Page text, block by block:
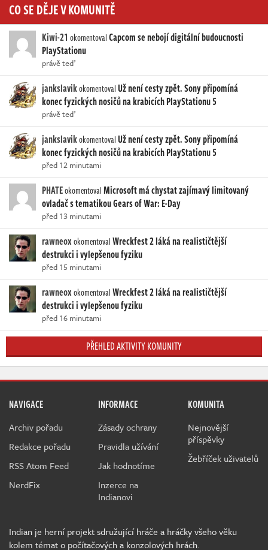
CO SE DĚJE V KOMUNITĚ
Kiwi-21 okomentovalCapcom se nebojí digitální budoucnosti
PlayStationu
právě teď
jankslavikokomentovalUž není cesty zpět. Sony připomíná
konec fyzických nosičů na krabicích PlayStationu 5
právě teď
jankslavikokomentovalUž není cesty zpět. Sony připomíná
konec fyzických nosičů na krabicích PlayStationu 5
před 12 minutami
PHATEokomentovalMicrosoft má chystat zajímavý limitovaný
ovladač s tematikou Gears of War: E-Day
před 13 minutami
rawneoxokomentovalWreckfest 2 láká na realističtější
destrukci i vylepšenou fyziku
před 15 minutami
rawneoxokomentovalWreckfest 2 láká na realističtější
destrukci i vylepšenou fyziku
před 16 minutami
PŘEHLED AKTIVITY KOMUNITY
NAVIGACE
Archiv pořadu
Redakce pořadu
RSS Atom Feed
NerdFix
INFORMACE
Zásady ochrany
Pravidla užívání
Jak hodnotíme
Inzerce na
Indianovi
KOMUNITA
Nejnovější
příspěvky
Žebříček uživatelů
Indian je herní projekt sdružující hráče a hráčky všeho věku
kolem témat o počítačových a konzolových hrách.